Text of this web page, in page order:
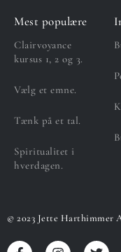
Mest populære
Clairvoyance
kursus 1, 2 og 3.
Vælg et emne.
Tænk på et tal.
Spiritualitet i
hverdagen.
© 2023 Jette Harthimmer
F
I
T